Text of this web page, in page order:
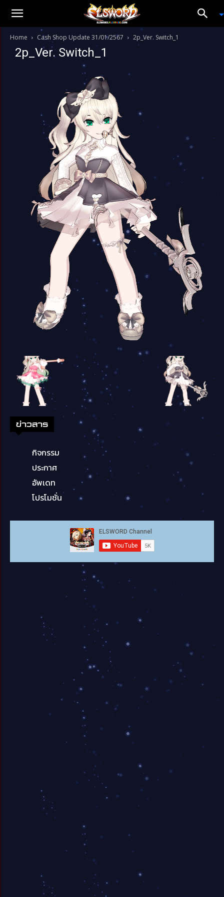
Home Cash Shop Update 31/01/2567 2p_Ver. Switch_1
2p_Ver. Switch_1
ข่าวสาร
กิจกรรม
ประกาศ
อัพเดท
โปรโมชั่น